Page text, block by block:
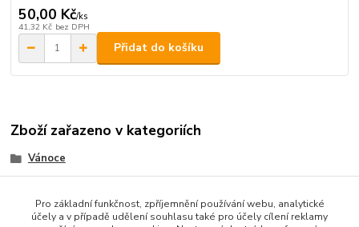
50,00 Kč/ks
41,32 Kč bez DPH
Přidat do košíku
Zboží zařazeno v kategoriích
Vánoce
Pro základní funkčnost, zpříjemnění používání webu, analytické
účely a v případě udělení souhlasu také pro účely cílení reklamy